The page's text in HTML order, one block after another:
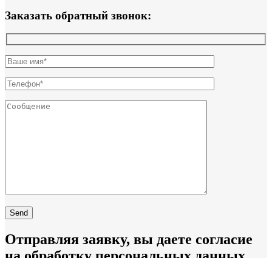
Заказать обратный звонок:
Отправляя заявку, вы даете согласие